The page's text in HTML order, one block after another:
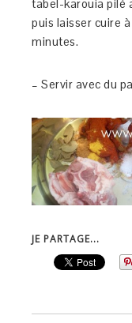
tabel-karouia pilé
puis laisser cuire
minutes.
– Servir avec du
JE PARTAGE...